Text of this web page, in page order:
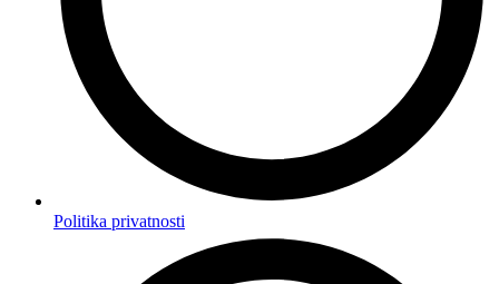
Politika privatnosti